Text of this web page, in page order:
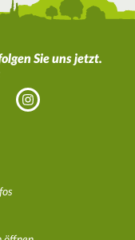
Sie uns jetzt.
Instagram